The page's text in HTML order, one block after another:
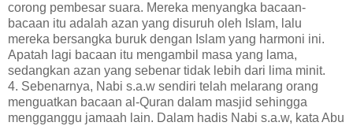
corong pembesar suara. Mereka menyangka bacaan-
bacaan itu adalah azan yang disuruh oleh Islam, lalu
mereka bersangka buruk dengan Islam yang harmoni ini.
Apatah lagi bacaan itu mengambil masa yang lama,
sedangkan azan yang sebenar tidak lebih dari lima minit.
4. Sebenarnya, Nabi s.a.w sendiri telah melarang orang
menguatkan bacaan al-Quran dalam masjid sehingga
mengganggu jamaah lain. Dalam hadis Nabi s.a.w, kata Abu